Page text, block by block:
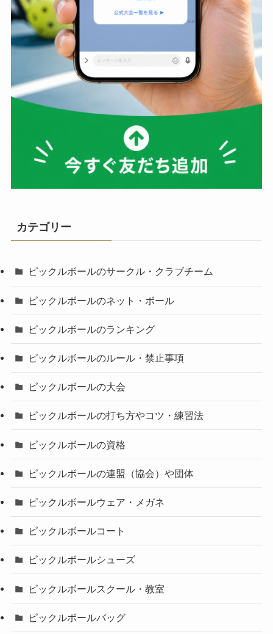
カテゴリー
ピックルボールのサークル・クラブチーム
ピックルボールのネット・ボール
ピックルボールのランキング
ピックルボールのルール・禁止事項
ピックルボールの大会
ピックルボールの打ち方やコツ・練習法
ピックルボールの資格
ピックルボールの連盟（協会）や団体
ピックルボールウェア・メガネ
ピックルボールコート
ピックルボールシューズ
ピックルボールスクール・教室
ピックルボールバッグ